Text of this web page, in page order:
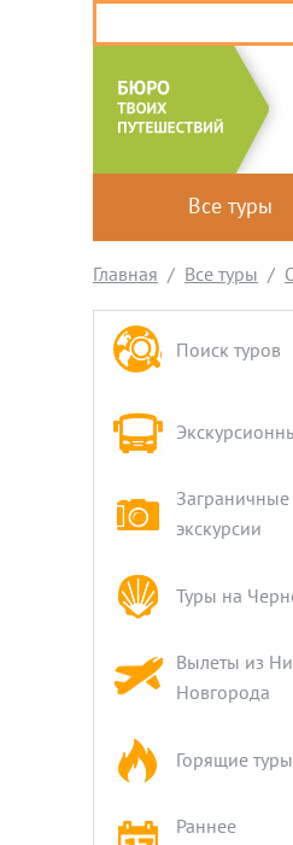
Все туры
Главная Все туры
Поиск туров
Заграничные
экскурсии
Туры на
Вылеты из
Новгорода
Горящие туры
Раннее